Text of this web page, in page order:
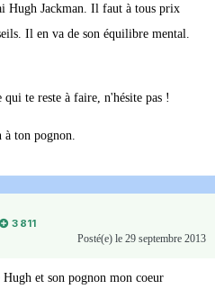
Hugh Jackman. Il faut à tous prix
Il en va de son équilibre mental.
te reste à faire, n'hésite pas !
à ton pognon.
3 811
Posté(e) le 29 septembre 2013
et son pognon mon coeur